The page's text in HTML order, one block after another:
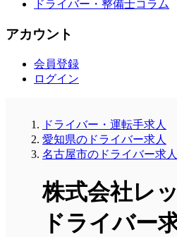
ドライバー・整備士コラム
アカウント
会員登録
ログイン
ドライバー・運転手求人
愛知県のドライバー求人
名古屋市のドライバー求人
株式会社レ
ドライバー